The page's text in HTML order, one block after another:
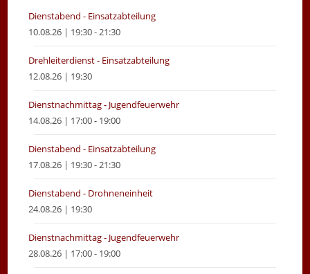
Dienstabend - Einsatzabteilung
10.08.26 | 19:30 - 21:30
Drehleiterdienst - Einsatzabteilung
12.08.26 | 19:30
Dienstnachmittag - Jugendfeuerwehr
14.08.26 | 17:00 - 19:00
Dienstabend - Einsatzabteilung
17.08.26 | 19:30 - 21:30
Dienstabend - Drohneneinheit
24.08.26 | 19:30
Dienstnachmittag - Jugendfeuerwehr
28.08.26 | 17:00 - 19:00